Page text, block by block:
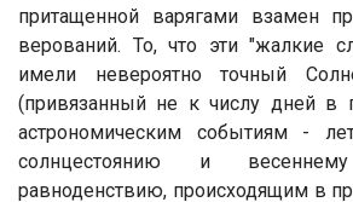
притащенной варягами взамен
верований. То, что эти "жалкие
имели невероятно точный
(привязанный не к числу дней в
астрономическим событиям -
солнцестоянию и
равноденствию, происходящим в